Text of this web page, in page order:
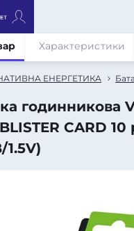
ЕНЕРГЕТИКА
годинникова
CARD 10
1.5V)
Характеристики